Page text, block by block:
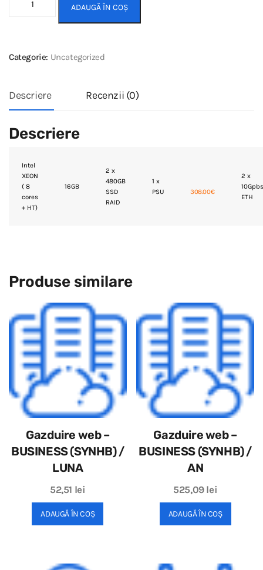
ADAUGĂ ÎN COȘ
Categorie: Uncategorized
Descriere Recenzii (0)
Descriere
Intel
XEON
( 8
cores
+ HT)
16GB
2 x
480GB
SSD
RAID
1 x
PSU
308.00€
2 x
10Gpbs
ETH
Produse similare
Gazduire web –
BUSINESS (SYNHB) /
LUNA
52,51 lei
ADAUGĂ ÎN COȘ
Gazduire web –
BUSINESS (SYNHB) /
AN
525,09 lei
ADAUGĂ ÎN COȘ